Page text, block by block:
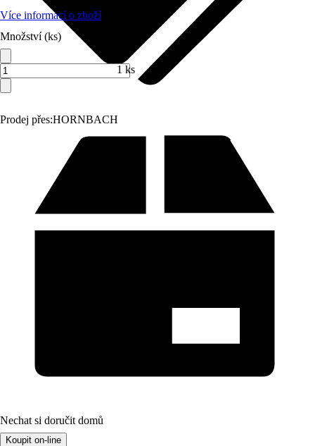
Prodej přes:HORNBACH
Více informací o zboží
Množství (ks)
1 ks
Nechat si doručit domů
Koupit on-line